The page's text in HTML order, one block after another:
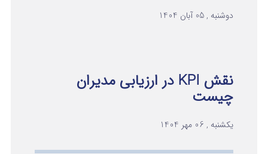
دوشنبه , 05 آبان 1404
نقش KPI در ارزیابی مدیران
چیست
یکشنبه , 06 مهر 1404